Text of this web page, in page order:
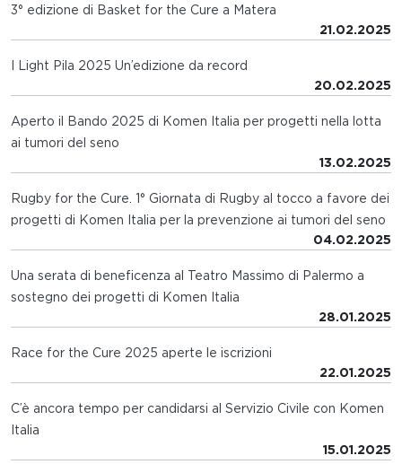
3° edizione di Basket for the Cure a Matera
21.02.2025
I Light Pila 2025 Un’edizione da record
20.02.2025
Aperto il Bando 2025 di Komen Italia per progetti nella lotta
ai tumori del seno
13.02.2025
Rugby for the Cure. 1° Giornata di Rugby al tocco a favore dei
progetti di Komen Italia per la prevenzione ai tumori del seno
04.02.2025
Una serata di beneficenza al Teatro Massimo di Palermo a
sostegno dei progetti di Komen Italia
28.01.2025
Race for the Cure 2025 aperte le iscrizioni
22.01.2025
C’è ancora tempo per candidarsi al Servizio Civile con Komen
Italia
15.01.2025